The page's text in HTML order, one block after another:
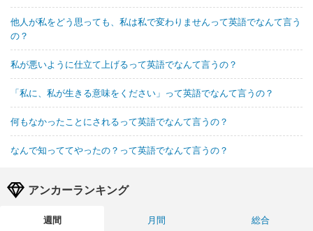
他人が私をどう思っても、私は私で変わりませんって英語でなんて言う
の？
私が悪いように仕立て上げるって英語でなんて言うの？
「私に、私が生きる意味をください」って英語でなんて言うの？
何もなかったことにされるって英語でなんて言うの？
なんで知っててやったの？って英語でなんて言うの？
アンカーランキング
週間 月間
総合